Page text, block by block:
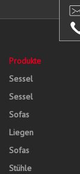
Produkte
Sessel
Sessel
Sofas
Liegen
Sofas
Stühle